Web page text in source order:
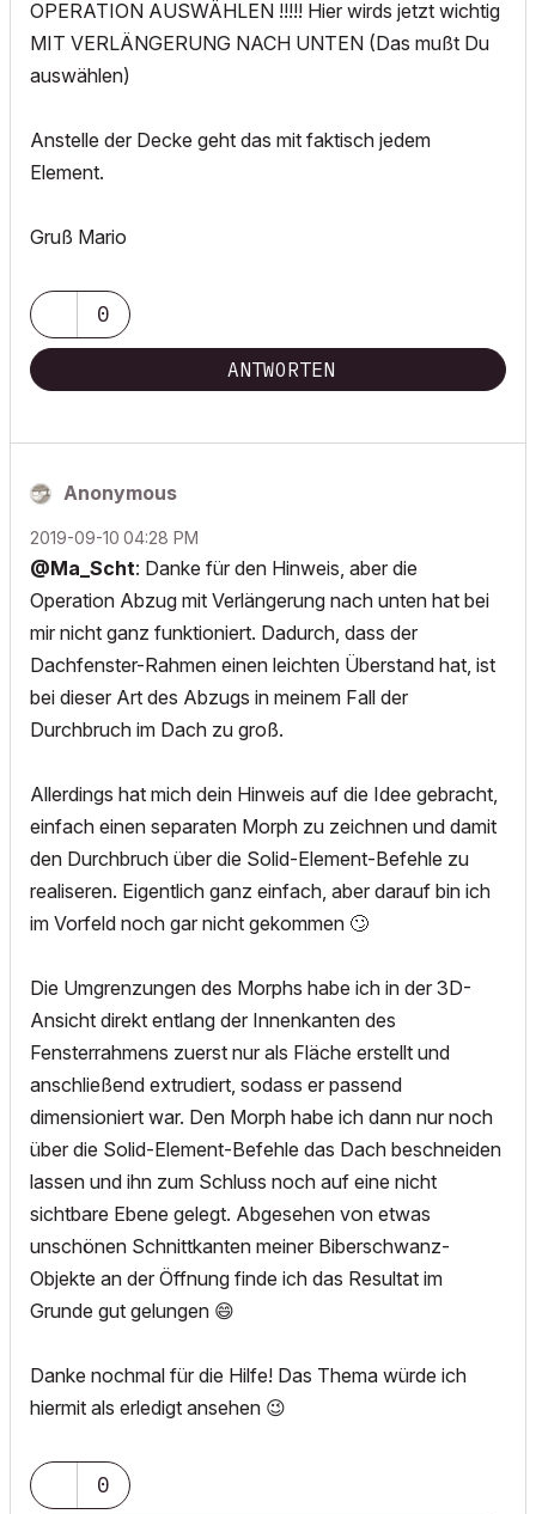
OPERATION AUSWÄHLEN !!!!! Hier wirds jetzt wichtig
MIT VERLÄNGERUNG NACH UNTEN (Das mußt Du
auswählen)
Anstelle der Decke geht das mit faktisch jedem
Element.
Gruß Mario
0
ANTWORTEN
Anonymous
‎2019-09-10 04:28 PM
@Ma_Scht: Danke für den Hinweis, aber die
Operation Abzug mit Verlängerung nach unten hat bei
mir nicht ganz funktioniert. Dadurch, dass der
Dachfenster-Rahmen einen leichten Überstand hat, ist
bei dieser Art des Abzugs in meinem Fall der
Durchbruch im Dach zu groß.
Allerdings hat mich dein Hinweis auf die Idee gebracht,
einfach einen separaten Morph zu zeichnen und damit
den Durchbruch über die Solid-Element-Befehle zu
realiseren. Eigentlich ganz einfach, aber darauf bin ich
im Vorfeld noch gar nicht gekommen 🙄
Die Umgrenzungen des Morphs habe ich in der 3D-
Ansicht direkt entlang der Innenkanten des
Fensterrahmens zuerst nur als Fläche erstellt und
anschließend extrudiert, sodass er passend
dimensioniert war. Den Morph habe ich dann nur noch
über die Solid-Element-Befehle das Dach beschneiden
lassen und ihn zum Schluss noch auf eine nicht
sichtbare Ebene gelegt. Abgesehen von etwas
unschönen Schnittkanten meiner Biberschwanz-
Objekte an der Öffnung finde ich das Resultat im
Grunde gut gelungen 😄
Danke nochmal für die Hilfe! Das Thema würde ich
hiermit als erledigt ansehen 😉
0